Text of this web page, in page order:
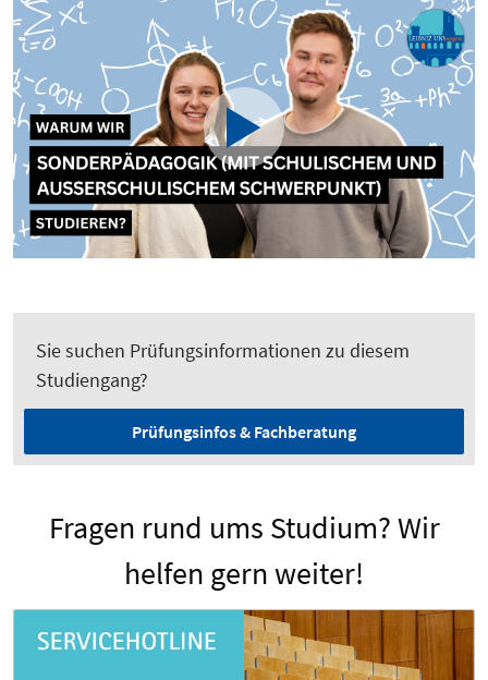
Sie suchen Prüfungsinformationen zu diesem
Studiengang?
Prüfungsinfos & Fachberatung
Fragen rund ums Studium? Wir
helfen gern weiter!